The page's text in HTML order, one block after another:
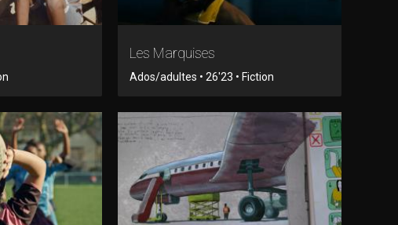
Les Marquises
Ados/adultes • 26'23 • Fiction